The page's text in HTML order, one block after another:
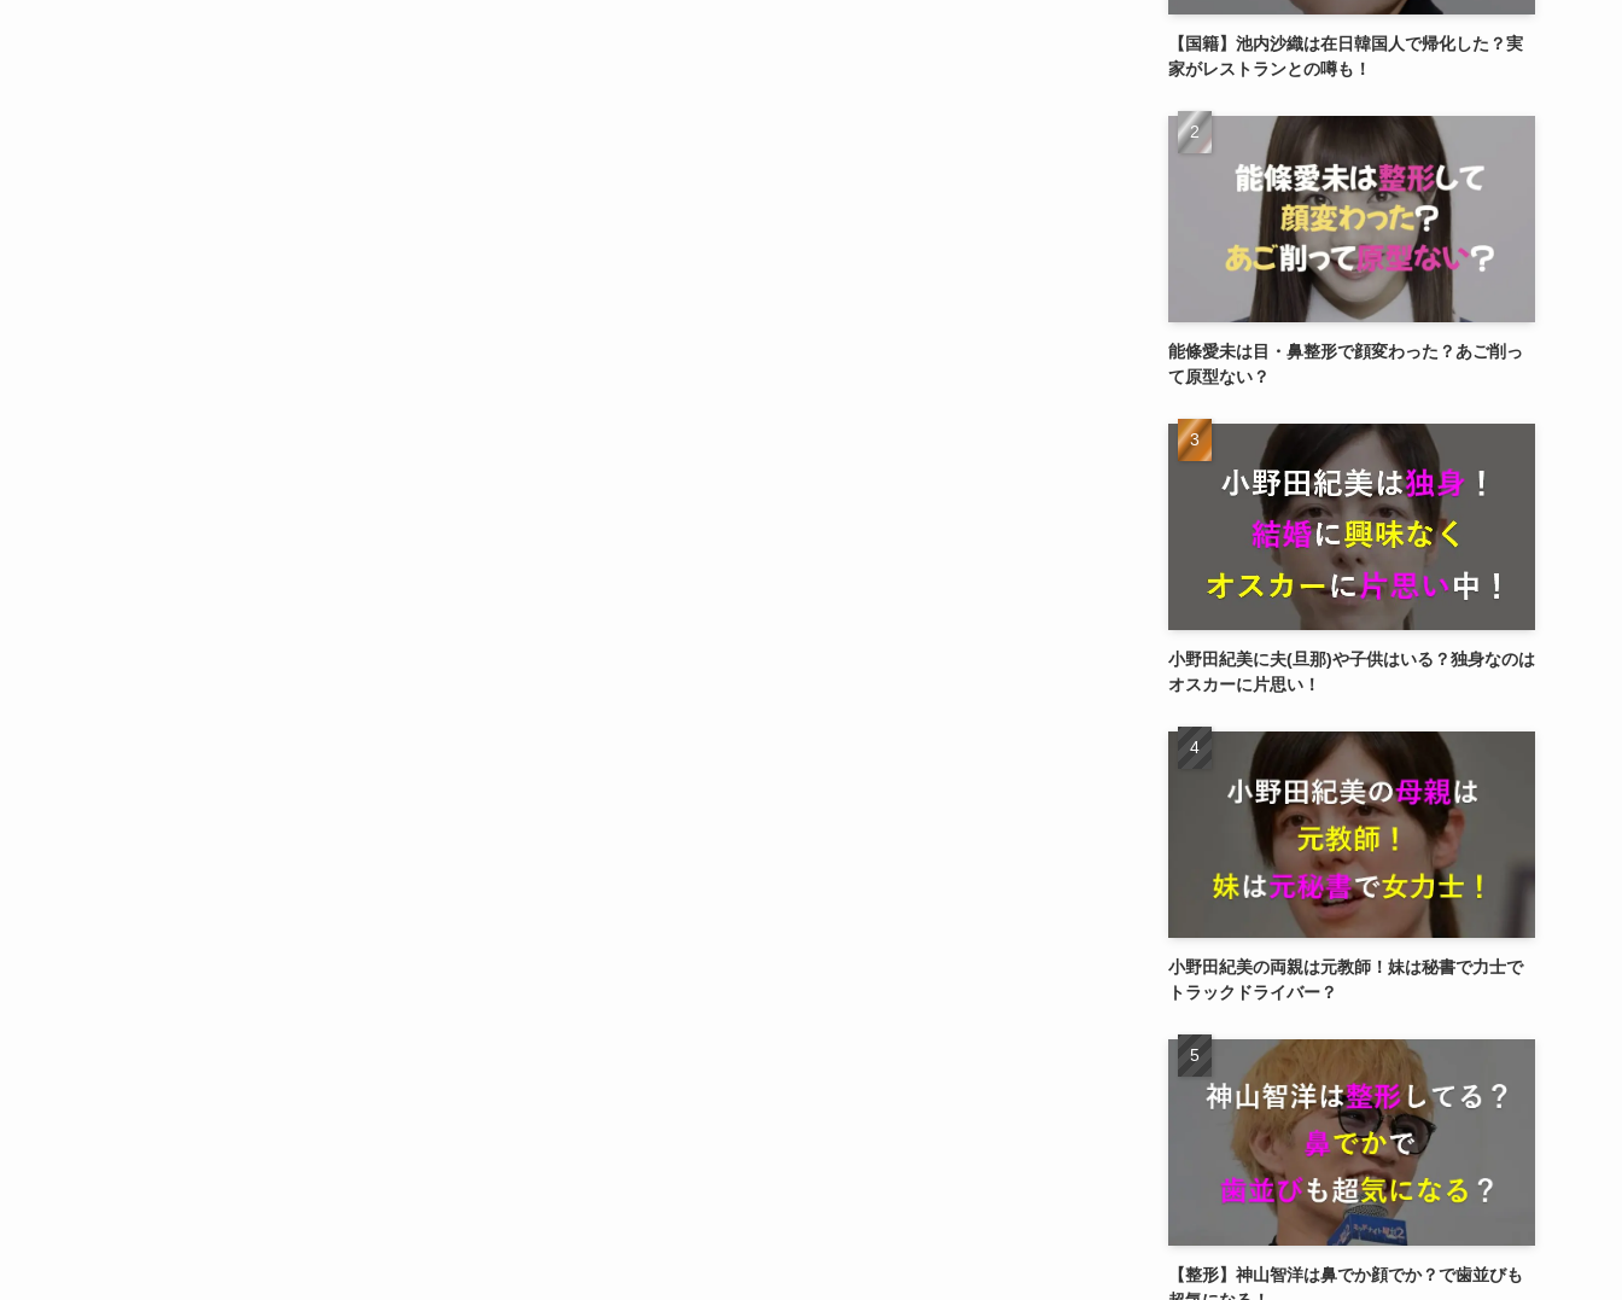
【国籍】池内沙織は在日韓国人で帰化した？実
家がレストランとの噂も！
能條愛未は目・鼻整形で顔変わった？あご削っ
て原型ない？
小野田紀美に夫(旦那)や子供はいる？独身なのは
オスカーに片思い！
小野田紀美の両親は元教師！妹は秘書で力士で
トラックドライバー？
【整形】神山智洋は鼻でか顔でか？で歯並びも